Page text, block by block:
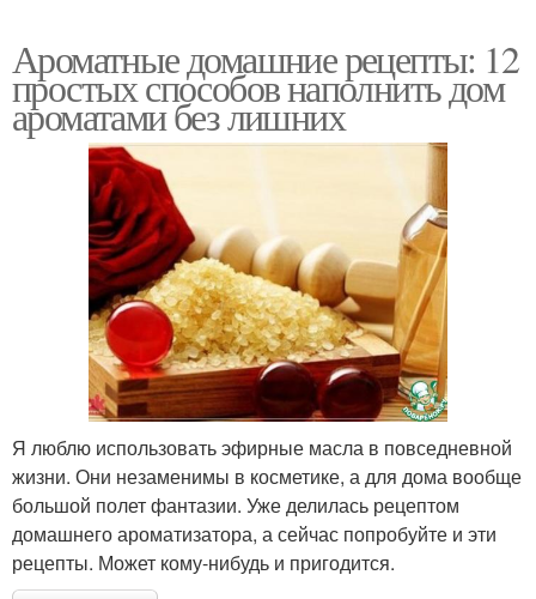
Ароматные домашние рецепты: 12
простых способов наполнить дом
ароматами без лишних
Я люблю использовать эфирные масла в повседневной
жизни. Они незаменимы в косметике, а для дома вообще
большой полет фантазии. Уже делилась рецептом
домашнего ароматизатора, а сейчас попробуйте и эти
рецепты. Может кому-нибудь и пригодится.